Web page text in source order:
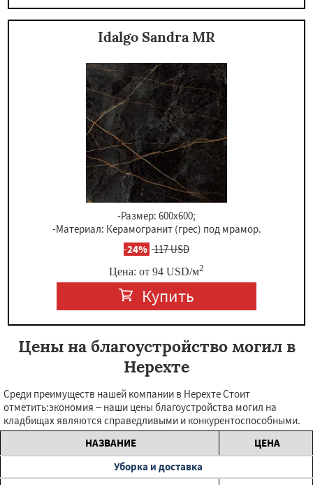
Idalgo Sandra MR
-Размер: 600х600;
-Материал: Керамогранит (грес) под мрамор.
-24% 117 USD
Цена: от 94 USD/м2
Купить
Цены на благоустройство могил в
Нерехте
Среди преимуществ нашей компании в Нерехте Стоит
отметить:экономия – наши цены благоустройства могил на
кладбищах являются справедливыми и конкурентоспособными.
НАЗВАНИЕ
ЦЕНА
Уборка и доставка